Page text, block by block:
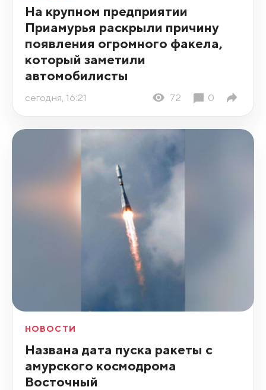
На крупном предприятии
Приамурья раскрыли причину
появления огромного факела,
который заметили
автомобилисты
сегодня, 16:21 72 0
НОВОСТИ
Названа дата пуска ракеты с
амурского космодрома
Восточный